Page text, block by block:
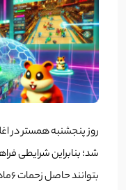
روز پنجشنبه همستر در
شد؛ بنابراین شرایطی